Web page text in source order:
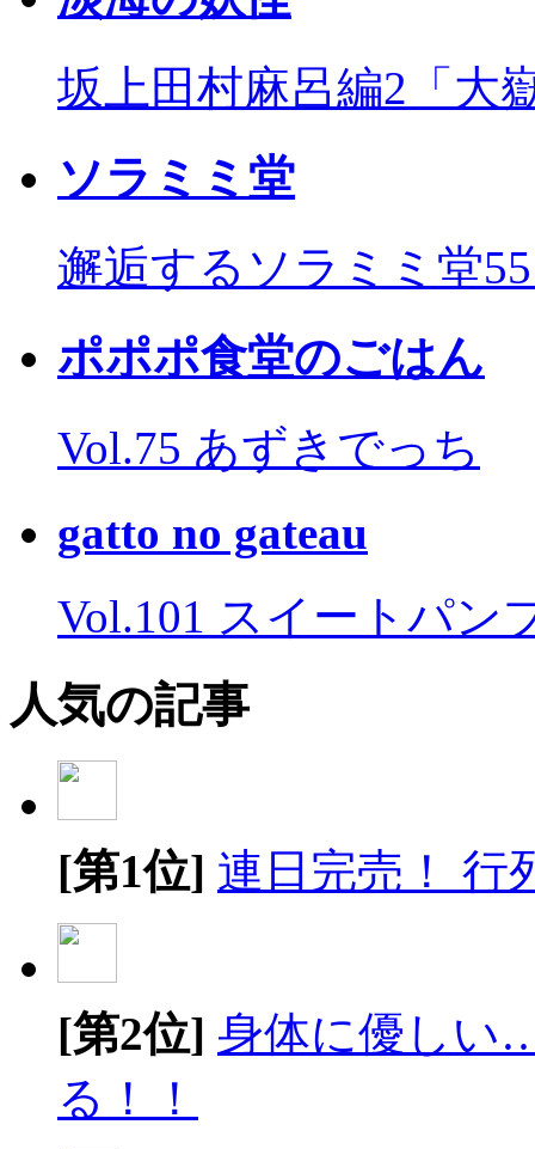
坂上田村麻呂編2「大
ソラミミ堂
邂逅するソラミミ堂
ポポポ食堂のごはん
Vol.75 あずきでっち
gatto no gateau
Vol.101 スイートパン
人気の記事
[第1位] 連日完売！ 行
[第2位] 身体に優しい
る！！